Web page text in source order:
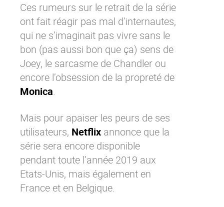
Sécurité
Open source
Offre Enterprise
Offre Professionnelle
A propos d’eXo
Centre de ressources
Contactez-nous
Ces rumeurs sur le retrait de la série
ont fait réagir pas mal d’internautes,
qui ne s’imaginait pas vivre sans le
bon (pas aussi bon que ça) sens de
Joey, le sarcasme de Chandler ou
encore l’obsession de la propreté de
Monica.
Mais pour apaiser les peurs de ses
utilisateurs, Netflix annonce que la
série sera encore disponible
pendant toute l’année 2019 aux
Etats-Unis, mais également en
France et en Belgique.